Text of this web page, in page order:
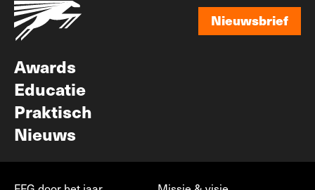
Nieuwsbrief
Awards
Educatie
Praktisch
Nieuws